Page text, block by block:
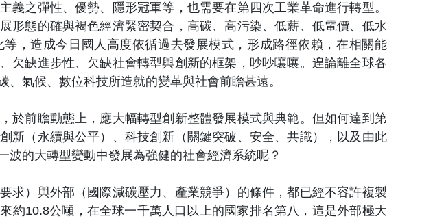
義之彈性、優勢、隱形冠軍等，也需要在第四次工業革命進行轉型。
形態的確與褐色經濟緊密契合，高碳、高污染、低薪、低電價、低水
，造成今日國人高度依循過去發展模式，形成路徑依賴，在相關能
欠缺進步性、欠缺社會轉型與創新的框架，吵吵嚷嚷。遑論離全球各
氣候、數位科技所造就的變革與社會前瞻甚遠。
前瞻動態上，應大幅轉型創新整體發展模式與典範。但如何達到第
新（永續與公平）、科技創新（關鍵突破、安全、共識），以及由此
波的大轉型變動中發展為強健的社會經濟系統呢？
）與外部（國際減碳壓力、產業競爭）的條件，都已經不容許複製
約10.8公噸，在全球一千萬人口以上的國家排名第八，這是外部極大